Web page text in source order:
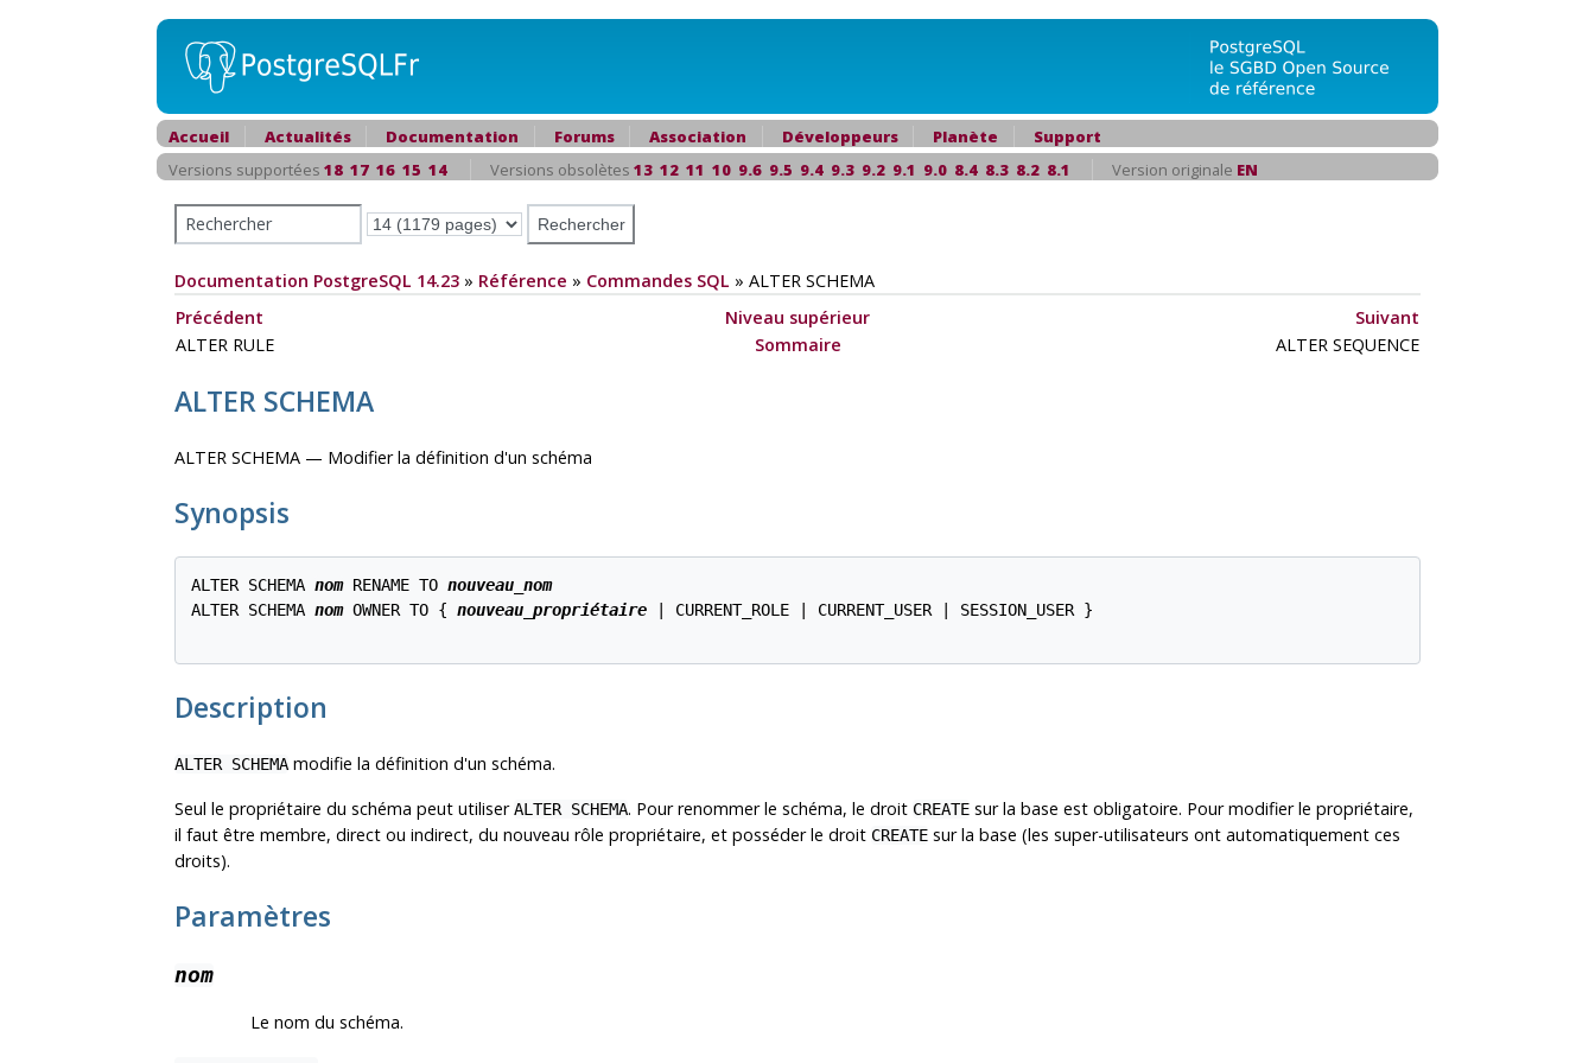
Accueil Actualités Documentation Forums Association Développeurs Planète
Support
Versions supportées 18 17 16 15 14 Versions obsolètes 13 12 11 10 9.6 9.5 9.4 9.3 9.2 9.1 9.0 8.4 8.3 8.2 8.1 Version originale EN
Documentation PostgreSQL 14.23 » Référence » Commandes SQL » ALTER SCHEMA
Précédent
Niveau supérieur
Suivant
ALTER RULE
Sommaire ALTER SEQUENCE
ALTER SCHEMA
ALTER SCHEMA — Modifier la définition d'un schéma
Synopsis
ALTER SCHEMA nom RENAME TO nouveau_nom
ALTER SCHEMA nom OWNER TO { nouveau_propriétaire | CURRENT_ROLE | CURRENT_USER | SESSION_USER }
Description
ALTER SCHEMA modifie la définition d'un schéma.
Seul le propriétaire du schéma peut utiliserALTER SCHEMA. Pour renommer le schéma, le droit CREATE sur la base est obligatoire. Pour modifier le propriétaire,
il faut être membre, direct ou indirect, du nouveau rôle propriétaire, et posséder le droit CREATE sur la base (les super-utilisateurs ont automatiquement ces
droits).
Paramètres
nom
Le nom du schéma.